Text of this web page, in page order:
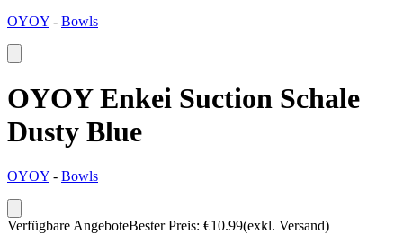
OYOY - Bowls
OYOY Enkei Suction Schale
Dusty Blue
OYOY - Bowls
Verfügbare AngeboteBester Preis: €10.99(exkl. Versand)